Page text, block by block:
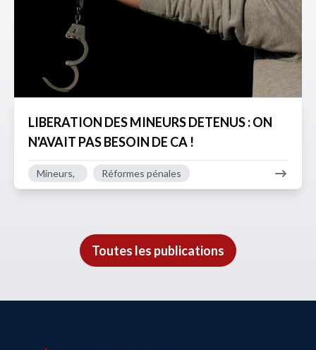
LIBERATION DES MINEURS DETENUS : ON
N'AVAIT PAS BESOIN DE CA !
Mineurs, Réformes pénales
Toutes les publications